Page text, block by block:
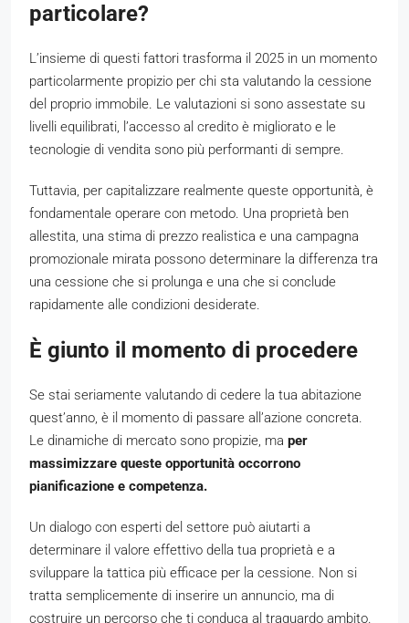
particolare?
L’insieme di questi fattori trasforma il 2025 in un momento
particolarmente propizio per chi sta valutando la cessione
del proprio immobile. Le valutazioni si sono assestate su
livelli equilibrati, l’accesso al credito è migliorato e le
tecnologie di vendita sono più performanti di sempre.
Tuttavia, per capitalizzare realmente queste opportunità, è
fondamentale operare con metodo. Una proprietà ben
allestita, una stima di prezzo realistica e una campagna
promozionale mirata possono determinare la differenza tra
una cessione che si prolunga e una che si conclude
rapidamente alle condizioni desiderate.
È giunto il momento di procedere
Se stai seriamente valutando di cedere la tua abitazione
quest’anno, è il momento di passare all’azione concreta.
Le dinamiche di mercato sono propizie, ma per
massimizzare queste opportunità occorrono
pianificazione e competenza.
Un dialogo con esperti del settore può aiutarti a
determinare il valore effettivo della tua proprietà e a
sviluppare la tattica più efficace per la cessione. Non si
tratta semplicemente di inserire un annuncio, ma di
costruire un percorso che ti conduca al traguardo ambito.